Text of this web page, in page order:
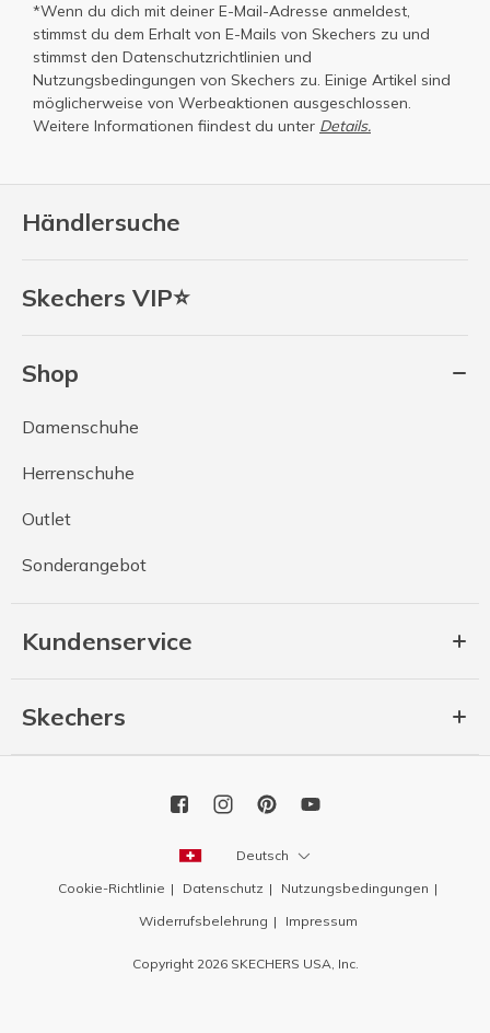
Händlersuche
Skechers VIP⭐
Shop
Damenschuhe
Herrenschuhe
Outlet
Sonderangebot
Kundenservice
Skechers
*Wenn du dich mit deiner E-Mail-Adresse anmeldest,
stimmst du dem Erhalt von E-Mails von Skechers zu und
stimmst den Datenschutzrichtlinien und
Nutzungsbedingungen von Skechers zu. Einige Artikel sind
möglicherweise von Werbeaktionen ausgeschlossen.
Weitere Informationen fiindest du unter Details.
Deutsch
Cookie-Richtlinie Datenschutz
Nutzungsbedingungen
Widerrufsbelehrung
Impressum
Copyright 2026 SKECHERS USA, Inc.